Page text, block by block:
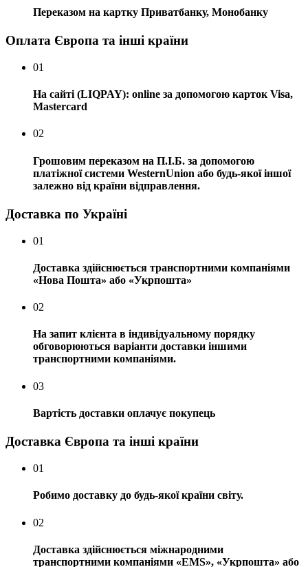
Переказом на картку Приватбанку, Монобанку
Оплата Європа та інші країни
01
На сайті (LIQPAY): online за допомогою карток Visa,
Mastercard
02
Грошовим переказом на П.І.Б. за допомогою
платіжної системи WesternUnion або будь-якої іншої
залежно від країни відправлення.
Доставка по Україні
01
Доставка здійснюється транспортними компаніями
«Нова Пошта» або «Укрпошта»
02
На запит клієнта в індивідуальному порядку
обговорюються варіанти доставки іншими
транспортними компаніями.
03
Вартість доставки оплачує покупець
Доставка Європа та інші країни
01
Робимо доставку до будь-якої країни світу.
02
Доставка здійснюється міжнародними
транспортними компаніями «EMS», «Укрпошта» або